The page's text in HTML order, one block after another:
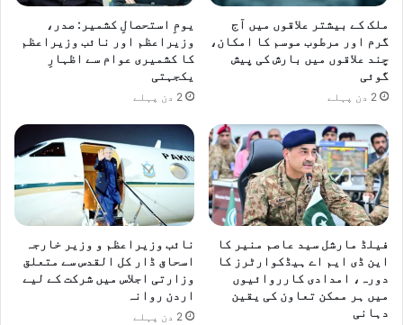
ملک کے بیشتر علاقوں میں آج
گرم اور مرطوب موسم کا امکان،
چند علاقوں میں بارش کی پیش
گوئی
2 دن پہلے
یومِ استحصالِ کشمیر: صدر،
وزیراعظم اور نائب وزیراعظم
کا کشمیری عوام سے اظہارِ
یکجہتی
2 دن پہلے
فیلڈ مارشل سید عاصم منیر کا
این ڈی ایم اے ہیڈکوارٹرز کا
دورہ، امدادی کارروائیوں
میں ہر ممکن تعاون کی یقین
دہانی
نائب وزیراعظم و وزیر خارجہ
اسحاق ڈار کل القدس سے متعلق
وزارتی اجلاس میں شرکت کے لیے
اردن روانہ
2 دن پہلے